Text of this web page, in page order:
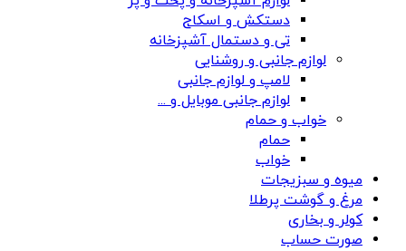
دستکش و اسکاج
تی و دستمال آشپزخانه
لوازم جانبی و روشنایی
لامپ و لوازم جانبی
لوازم جانبی موبایل و ...
خواب و حمام
حمام
خواب
میوه و سبزیجات
مرغ و گوشت پرطلا
کولر و بخاری
صورت حساب